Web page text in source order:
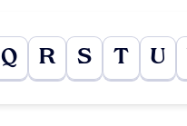
Q R S T U